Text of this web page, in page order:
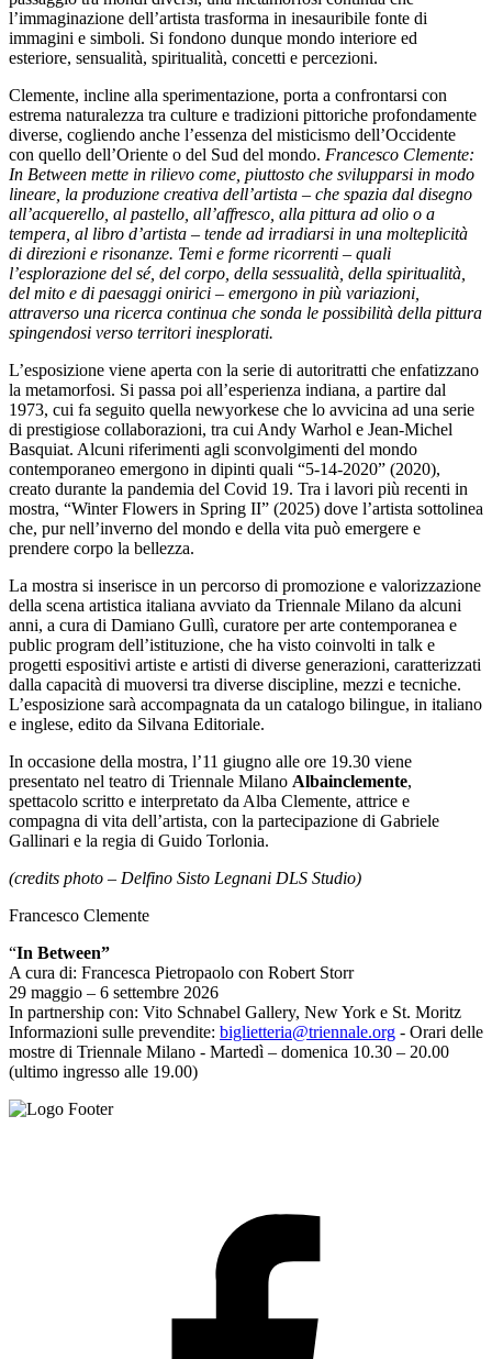
l’immaginazione dell’artista trasforma in inesauribile fonte di
immagini e simboli. Si fondono dunque mondo interiore ed
esteriore, sensualità, spiritualità, concetti e percezioni.
Clemente, incline alla sperimentazione, porta a confrontarsi con
estrema naturalezza tra culture e tradizioni pittoriche profondamente
diverse, cogliendo anche l’essenza del misticismo dell’Occidente
con quello dell’Oriente o del Sud del mondo. Francesco Clemente:
In Between mette in rilievo come, piuttosto che svilupparsi in modo
lineare, la produzione creativa dell’artista – che spazia dal disegno
all’acquerello, al pastello, all’affresco, alla pittura ad olio o a
tempera, al libro d’artista – tende ad irradiarsi in una molteplicità
di direzioni e risonanze. Temi e forme ricorrenti – quali
l’esplorazione del sé, del corpo, della sessualità, della spiritualità,
del mito e di paesaggi onirici – emergono in più variazioni,
attraverso una ricerca continua che sonda le possibilità della pittura
spingendosi verso territori inesplorati.
L’esposizione viene aperta con la serie di autoritratti che enfatizzano
la metamorfosi. Si passa poi all’esperienza indiana, a partire dal
1973, cui fa seguito quella newyorkese che lo avvicina ad una serie
di prestigiose collaborazioni, tra cui Andy Warhol e Jean-Michel
Basquiat. Alcuni riferimenti agli sconvolgimenti del mondo
contemporaneo emergono in dipinti quali “5-14-2020” (2020),
creato durante la pandemia del Covid 19. Tra i lavori più recenti in
mostra, “Winter Flowers in Spring II” (2025) dove l’artista sottolinea
che, pur nell’inverno del mondo e della vita può emergere e
prendere corpo la bellezza.
La mostra si inserisce in un percorso di promozione e valorizzazione
della scena artistica italiana avviato da Triennale Milano da alcuni
anni, a cura di Damiano Gullì, curatore per arte contemporanea e
public program dell’istituzione, che ha visto coinvolti in talk e
progetti espositivi artiste e artisti di diverse generazioni, caratterizzati
dalla capacità di muoversi tra diverse discipline, mezzi e tecniche.
L’esposizione sarà accompagnata da un catalogo bilingue, in italiano
e inglese, edito da Silvana Editoriale.
In occasione della mostra, l’11 giugno alle ore 19.30 viene
presentato nel teatro di Triennale Milano Albainclemente,
spettacolo scritto e interpretato da Alba Clemente, attrice e
compagna di vita dell’artista, con la partecipazione di Gabriele
Gallinari e la regia di Guido Torlonia.
(credits photo – Delfino Sisto Legnani DLS Studio)
Francesco Clemente
“In Between”
A cura di: Francesca Pietropaolo con Robert Storr
29 maggio – 6 settembre 2026
In partnership con: Vito Schnabel Gallery, New York e St. Moritz
Informazioni sulle prevendite: biglietteria@triennale.org - Orari delle
mostre di Triennale Milano - Martedì – domenica 10.30 – 20.00
(ultimo ingresso alle 19.00)